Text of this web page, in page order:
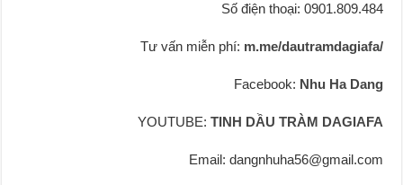
Số điện thoại: 0901.809.484
Tư vấn miễn phí: m.me/dautramdagiafa/
Facebook: Nhu Ha Dang
YOUTUBE: TINH DẦU TRÀM DAGIAFA
Email: dangnhuha56@gmail.com